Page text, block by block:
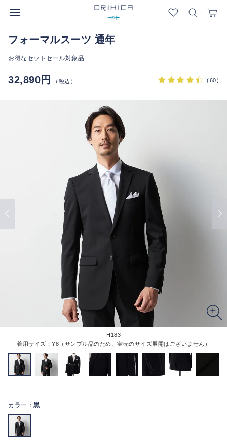
フォーマルスーツ 通年
お得なセットセール対象品
32,890円 （税込） (60)
H183
着用サイズ：Y8（サンプル品のため、実売のサイズ展開はございません）
カラー： 黒